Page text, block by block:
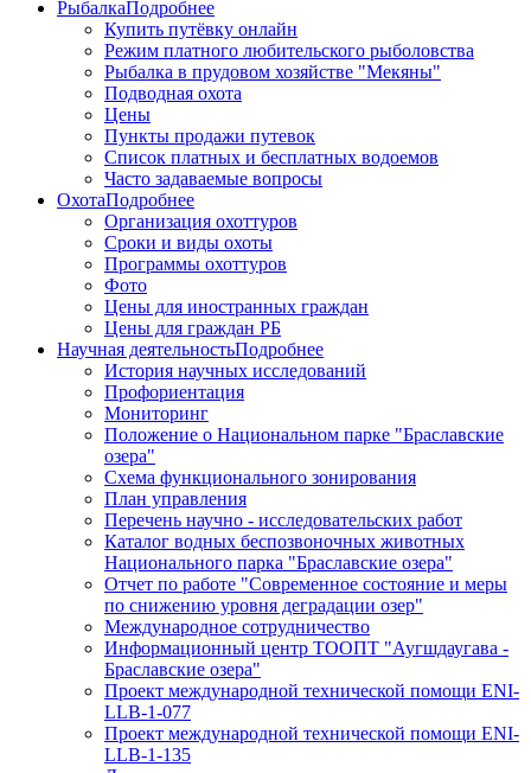
РыбалкаПодробнее
Купить путёвку онлайн
Режим платного любительского рыболовства
Рыбалка в прудовом хозяйстве "Мекяны"
Подводная охота
Цены
Пункты продажи путевок
Список платных и бесплатных водоемов
Часто задаваемые вопросы
ОхотаПодробнее
Организация охоттуров
Сроки и виды охоты
Программы охоттуров
Фото
Цены для иностранных граждан
Цены для граждан РБ
Научная деятельностьПодробнее
История научных исследований
Профориентация
Мониторинг
Положение о Национальном парке "Браславские
озера"
Схема функционального зонирования
План управления
Перечень научно - исследовательских работ
Каталог водных беспозвоночных животных
Национального парка "Браславские озера"
Отчет по работе "Современное состояние и меры
по снижению уровня деградации озер"
Международное сотрудничество
Информационный центр ТООПТ "Аугшдаугава -
Браславские озера"
Проект международной технической помощи ENI-
LLB-1-077
Проект международной технической помощи ENI-
LLB-1-135